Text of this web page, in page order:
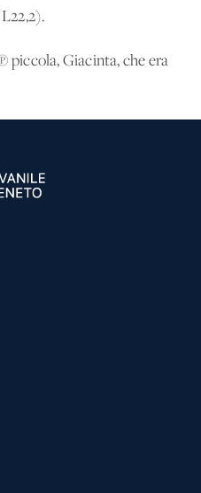
piccola, Giacinta, che era